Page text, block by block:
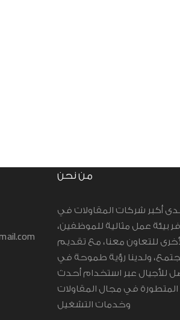
من نحن
أكبر شركات المقاولات في
بيئة عمل مثالية للموظفين،
للتعاون معنا، مع تقديم
ولدينا رؤية طموحة في
للأجيال عبر استخدام أحدث
المتطورة في مجال المقاولات
وخدمات التشغيل